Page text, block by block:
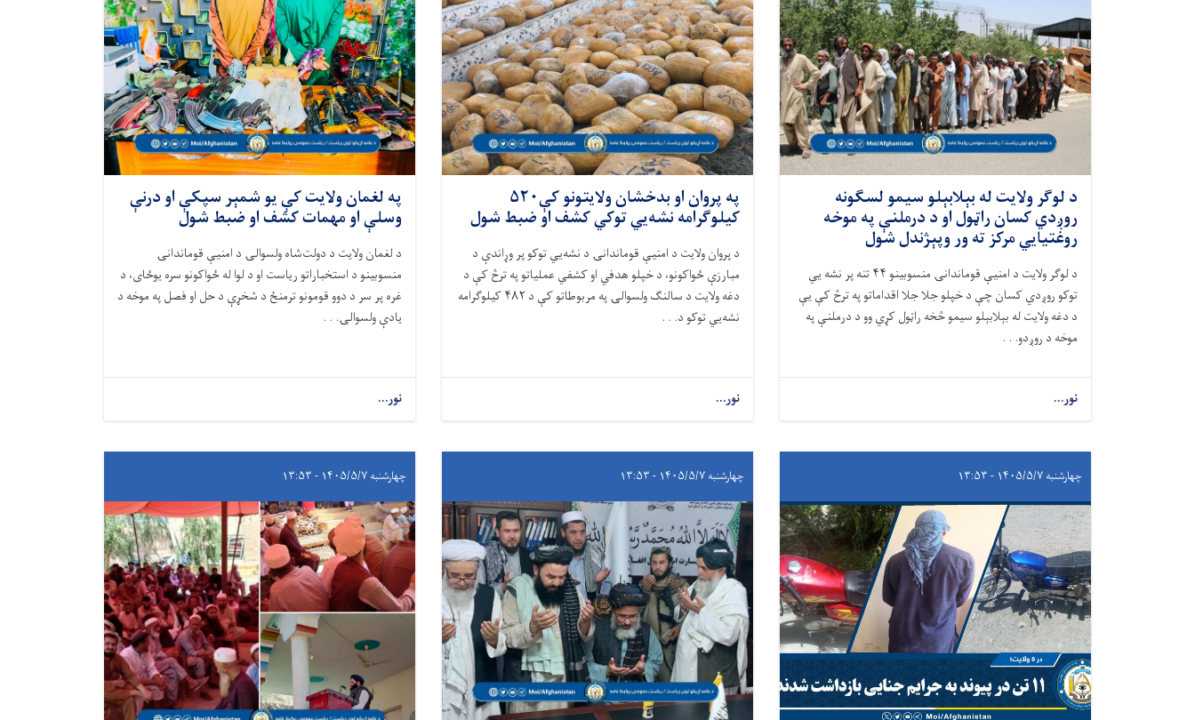
د لوګر ولایت له بېلابېلو سیمو لسګونه
روږدي کسان راټول او د درملنې په موخه
روغتیایي مرکز ته ور وپېژندل شول
د لوګر ولایت د امنیې قوماندانۍ منسوبینو ۴۴ تنه پر نشه يي
توکو روږدي کسان چې د خپلو جلا جلا اقداماتو په ترڅ کې یې
د دغه ولایت له بېلابېلو سیمو څخه راټول کړي وو د درملنې په
موخه د روږدو. . .
نور...
په پروان او بدخشان ولایتونو کې۵۲۰
کیلوګرامه نشه‌يي توکي کشف او ضبط شول
د پروان ولایت د امنیې قوماندانۍ د نشه‌يي توکو پر وړاندې د
مبارزې ځواکونو، د خپلو هدفي او کشفي عملیاتو په ترڅ کې د
دغه ولایت د سالنګ ولسوالۍ په مربوطاتو کې د ۴۸۲ کیلوګرامه
نشه‌يي توکو د. . .
نور...
​په لغمان ولایت کې یو شمېر سپکې او درنې
وسلې او مهمات کشف او ضبط شول
​د لغمان ولایت د دولت‌شاه ولسوالۍ د امنیې قوماندانۍ
منسوبینو د استخباراتو ریاست او د لوا له ځواکونو سره یوځای، د
غره پر سر د دوو قومونو ترمنځ د شخړې د حل او فصل په موخه د
یادې ولسوالۍ. . .
نور...
چهارشنبه ۱۴۰۵/۵/۷ - ۱۳:۵۳ چهارشنبه ۱۴۰۵/۵/۷ - ۱۳:۵۳ چهارشنبه ۱۴۰۵/۵/۷ - ۱۳:۵۳